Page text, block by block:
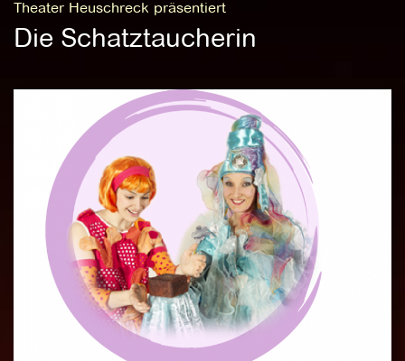
Theater Heuschreck präsentiert
Die Schatztaucherin